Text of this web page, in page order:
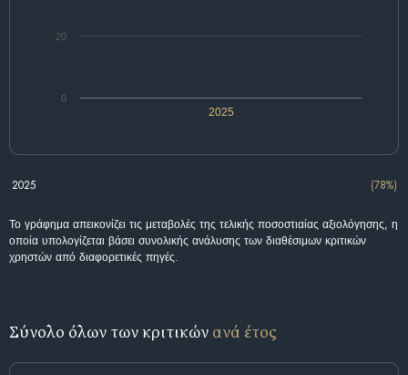
2025
0
20
2025 (78%)
Το γράφημα απεικονίζει τις μεταβολές της τελικής ποσοστιαίας αξιολόγησης, η
οποία υπολογίζεται βάσει συνολικής ανάλυσης των διαθέσιμων κριτικών
χρηστών από διαφορετικές πηγές.
Σύνολο όλων των κριτικών ανά έτος